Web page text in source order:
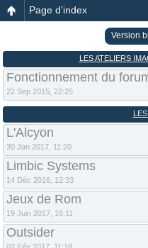
Page d’index
Version
LES ATELIERS
Fonctionnement du
22 Sep 2015, 22:25
L'Alcyon
30 Jan 2017, 11:20
Limbic Systems
14 Déc 2016, 12:33
Jeux de Rom
19 Juin 2017, 16:11
Outsider